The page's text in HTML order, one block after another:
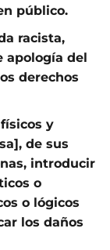
público.
racista,
apología del
derechos
y
de sus
introducir
o
o lógicos
los daños